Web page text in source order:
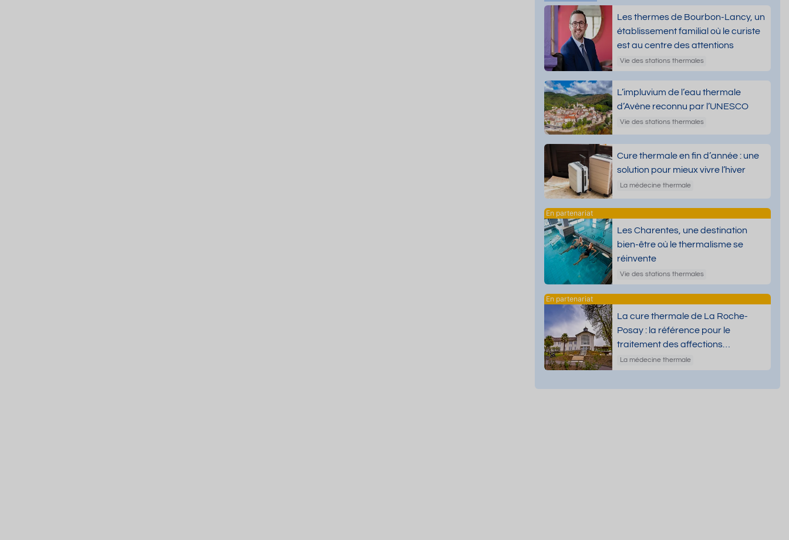
Les thermes de Bourbon-Lancy, un
établissement familial où le curiste
est au centre des attentions
Vie des stations thermales
L’impluvium de l’eau thermale
d’Avène reconnu par l’UNESCO
Vie des stations thermales
Cure thermale en fin d’année : une
solution pour mieux vivre l’hiver
La médecine thermale
Les Charentes, une destination
bien-être où le thermalisme se
réinvente
Vie des stations thermales
La cure thermale de La Roche-
Posay : la référence pour le
traitement des affections
dermatologiques
La médecine thermale